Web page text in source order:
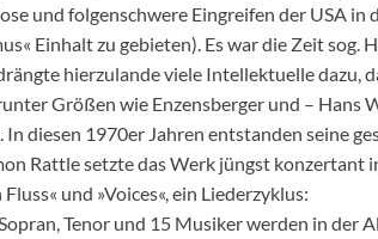
und folgenschwere Eingreifen der USA in
Einhalt zu gebieten). Es war die Zeit sog.
hierzulande viele Intellektuelle dazu,
Größen wie Enzensberger und – Hans
diesen 1970er Jahren entstanden seine
Rattle setzte das Werk jüngst konzertant
und »Voices«, ein Liederzyklus:
Tenor und 15 Musiker werden in der